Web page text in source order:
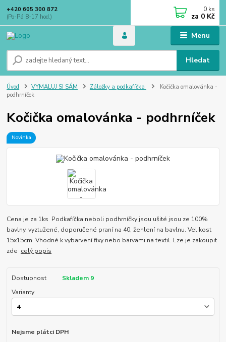
Menu
Hledat
+420 605 300 872
(Po-Pá 8-17 hod.)
0 ks
za 0 Kč
Úvod VYMALUJ SI SÁM Záložky a podkafíčka
Kočička omalovánka -
podhrníček
Kočička omalovánka - podhrníček
Novinka
Cena je za 1ks Podkafíčka neboli podhrníčky jsou ušité jsou ze 100%
bavlny, vyztužené, doporučené praní na 40, žehlení na bavlnu. Velikost
15x15cm. Vhodné k vybarvení fixy nebo barvami na textil. Lze je zakoupit
zde celý popis
Dostupnost
Skladem 9
Varianty
Nejsme plátci DPH